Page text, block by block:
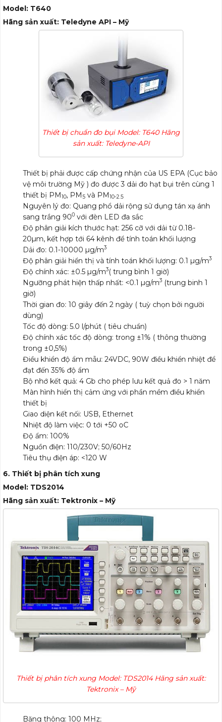
Model: T640
Hãng sản xuất: Teledyne API – Mỹ
Thiết bị chuẩn đo bụi Model: T640 Hãng
sản xuất: Teledyne-API
Thiết bị phải được cấp chứng nhận của US EPA (Cục bảo
vệ môi trường Mỹ ) đo được 3 dải đo hạt bụi trên cùng 1
thiết bị PM10, PM5 và PM10-2.5
Nguyên lý đo: Quang phổ dải rộng sử dụng tán xạ ánh
sang trắng 900 với đèn LED đa sắc
Độ phân giải kích thước hạt: 256 cỡ với dải từ 0.18-
20µm, kết hợp tới 64 kênh để tính toán khối lượng
Dải đo: 0.1-10000 µg/m3
Độ phân giải hiển thị và tính toán khối lượng: 0.1 µg/m3
Độ chính xác: ±0.5 µg/m3( trung bình 1 giờ)
Ngưỡng phát hiện thấp nhất: <0.1 µg/m3 (trung binh 1
giờ)
Thời gian đo: 10 giây đến 2 ngày ( tuỳ chọn bởi người
dùng)
Tốc độ dòng: 5.0 l/phút ( tiêu chuẩn)
Độ chính xác tốc độ dòng: trong ±1% ( thông thường
trong ±0,5%)
Điều khiển độ ẩm mẫu: 24VDC, 90W điều khiển nhiệt để
đạt đến 35% độ ẩm
Bộ nhớ kết quả: 4 Gb cho phép lưu kết quả đo > 1 năm
Màn hình hiển thị cảm ứng với phần mềm điều khiển
thiết bị
Giao diện kết nối: USB, Ethernet
Nhiệt độ làm việc: 0 tới +50 oC
Độ ẩm: 100%
Nguồn điện: 110/230V; 50/60Hz
Tiêu thụ điện áp: <120 W
6. Thiết bị phân tích xung
Model: TDS2014
Hãng sản xuất: Tektronix – Mỹ
Thiết bị phân tích xung Model: TDS2014 Hãng sản xuất:
Tektronix – Mỹ
Băng thông: 100 MHz;